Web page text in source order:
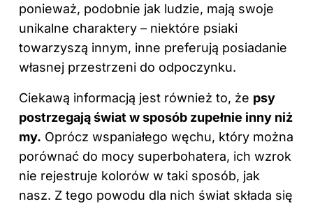
ponieważ, podobnie jak ludzie, mają swoje
unikalne charaktery – niektóre psiaki
towarzyszą innym, inne preferują posiadanie
własnej przestrzeni do odpoczynku.
Ciekawą informacją jest również to, że psy
postrzegają świat w sposób zupełnie inny niż
my. Oprócz wspaniałego węchu, który można
porównać do mocy superbohatera, ich wzrok
nie rejestruje kolorów w taki sposób, jak
nasz. Z tego powodu dla nich świat składa się